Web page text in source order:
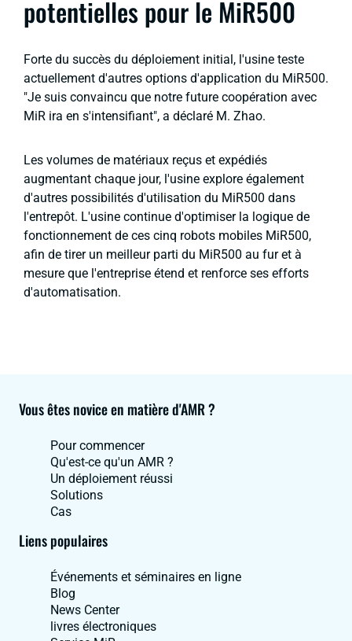
potentielles pour le MiR500
Forte du succès du déploiement initial, l'usine teste
actuellement d'autres options d'application du MiR500.
"Je suis convaincu que notre future coopération avec
MiR ira en s'intensifiant", a déclaré M. Zhao.
Les volumes de matériaux reçus et expédiés
augmentant chaque jour, l'usine explore également
d'autres possibilités d'utilisation du MiR500 dans
l'entrepôt. L'usine continue d'optimiser la logique de
fonctionnement de ces cinq robots mobiles MiR500,
afin de tirer un meilleur parti du MiR500 au fur et à
mesure que l'entreprise étend et renforce ses efforts
d'automatisation.
Vous êtes novice en matière d'AMR ?
Pour commencer
Qu'est-ce qu'un AMR ?
Un déploiement réussi
Solutions
Cas
Liens populaires
Événements et séminaires en ligne
Blog
News Center
livres électroniques